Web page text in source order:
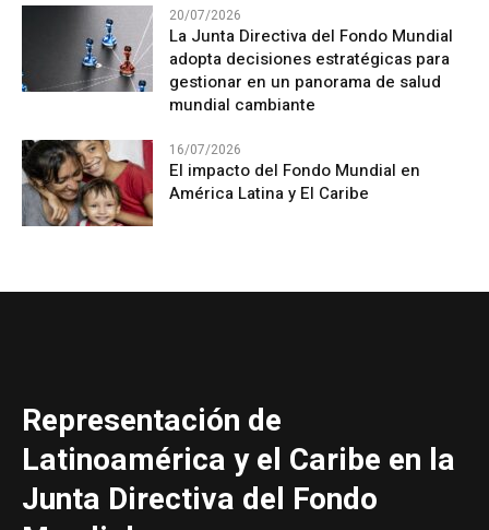
20/07/2026
La Junta Directiva del Fondo Mundial
adopta decisiones estratégicas para
gestionar en un panorama de salud
mundial cambiante
16/07/2026
El impacto del Fondo Mundial en
América Latina y El Caribe
Representación de
Latinoamérica y el Caribe en la
Junta Directiva del Fondo